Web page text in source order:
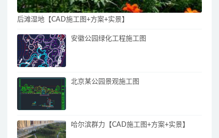
后滩湿地【CAD施工图+方案+实景】
安徽公园绿化工程施工图
北京某公园景观施工图
哈尔滨群力【CAD施工图+方案+实景】